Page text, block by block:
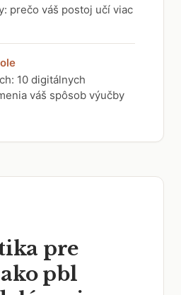
prečo váš postoj učí viac
10 digitálnych
váš spôsob výučby
pre
pbl